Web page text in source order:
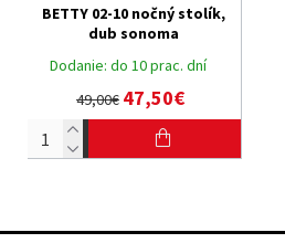
Dodanie: do 10 prac. dní
BETTY 02-10 nočný stolík,
dub sonoma
49,00€ 47,50€